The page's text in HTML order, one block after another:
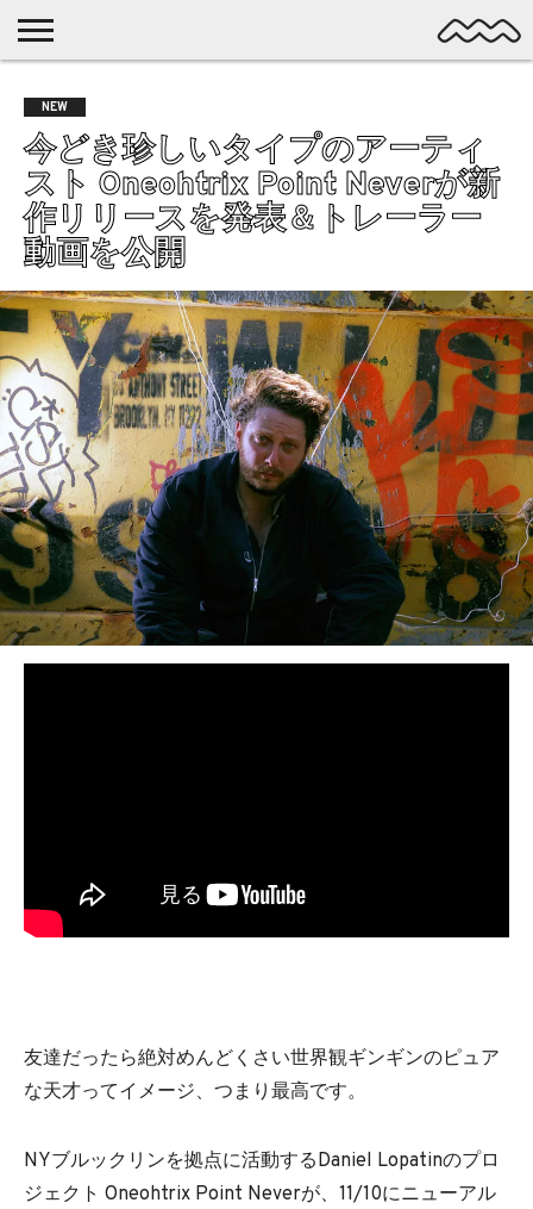
MUSIC
LATEST
POSTS
SPOTLIGHT
NYP
/ DL
DISCOVERY
POP
ALTERNATIVE
ELECTRONIC
SSW
FOLK
PSYCH
DREAMPOP
POSTPUNK
LO-
FI
GARAGE
EXPERIMENTAL
SYNTHPOP
PUNK
SHOEGAZE
SOUL
BEDROOM
R&B
NEW
今どき珍しいタイプのアーティ
スト Oneohtrix Point Neverが新
作リリースを発表＆トレーラー
動画を公開
友達だったら絶対めんどくさい世界観ギンギンのピュア
な天才ってイメージ、つまり最高です。
NYブルックリンを拠点に活動するDaniel Lopatinのプロ
ジェクト Oneohtrix Point Neverが、11/10にニューアル